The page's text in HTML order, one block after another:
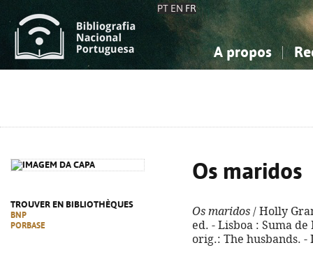
PT EN FR
A propos
TROUVER EN BIBLIOTHÈQUES
BNP
PORBASE
Os maridos
Os maridos / Holly
ed. - Lisboa : Suma
orig.: The husbands. -